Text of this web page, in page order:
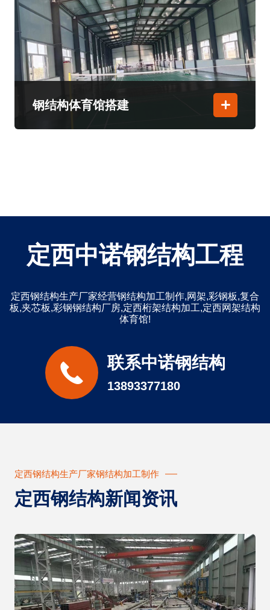
钢结构体育馆搭建
定西中诺钢结构工程
定西钢结构生产厂家经营钢结构加工制作,网架,彩钢板,复合
板,夹芯板,彩钢钢结构厂房,定西桁架结构加工,定西网架结构
体育馆!
联系中诺钢结构
13893377180
定西钢结构生产厂家钢结构加工制作
定西钢结构新闻资讯